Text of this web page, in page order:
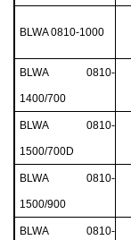
BLWA 0810-1000
BLWA 0810-
1400/700
BLWA 0810-
1500/700D
BLWA 0810-
1500/900
BLWA 0810-